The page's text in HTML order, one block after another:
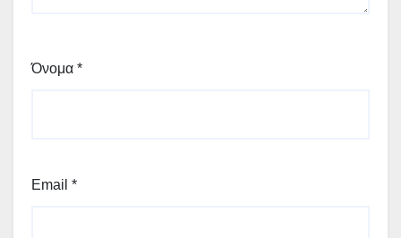
Όνομα *
Email *